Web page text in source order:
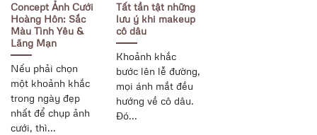
Concept Ảnh Cưới
Hoàng Hôn: Sắc
Màu Tình Yêu &
Lãng Mạn
Nếu phải chọn
một khoảnh khắc
trong ngày đẹp
nhất để chụp ảnh
cưới, thì...
Tất tần tật những
lưu ý khi makeup
cô dâu
Khoảnh khắc
bước lên lễ đường,
mọi ánh mắt đều
hướng về cô dâu.
Đó...